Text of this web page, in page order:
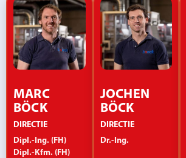
MARC
BÖCK
DIRECTIE
Dipl.-Ing. (FH)
Dipl.-Kfm. (FH)
JOCHEN
BÖCK
DIRECTIE
Dr.-Ing.